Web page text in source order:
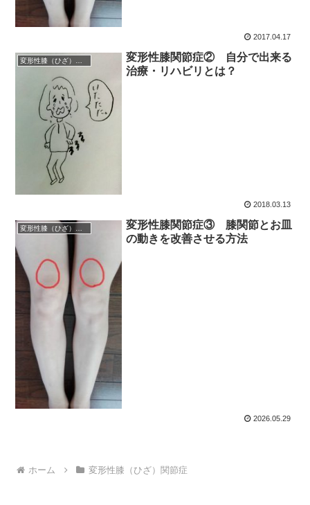
2017.04.17
変形性膝関節症② 自分で出来る
治療・リハビリとは？
2018.03.13
変形性膝関節症③ 膝関節とお皿
の動きを改善させる方法
2026.05.29
ホーム 変形性膝（ひざ）関節症